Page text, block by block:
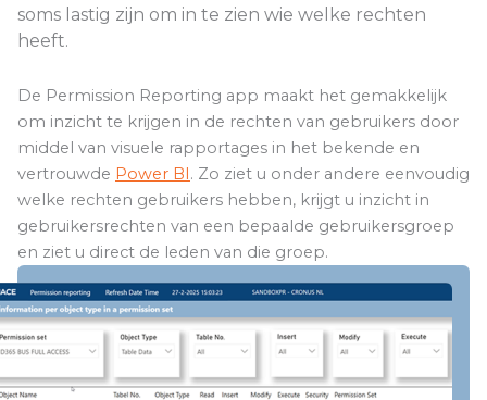
soms lastig zijn om in te zien wie welke rechten
heeft.
De Permission Reporting app maakt het gemakkelijk
om inzicht te krijgen in de rechten van gebruikers door
middel van visuele rapportages in het bekende en
vertrouwde Power BI. Zo ziet u onder andere eenvoudig
welke rechten gebruikers hebben, krijgt u inzicht in
gebruikersrechten van een bepaalde gebruikersgroep
en ziet u direct de leden van die groep.